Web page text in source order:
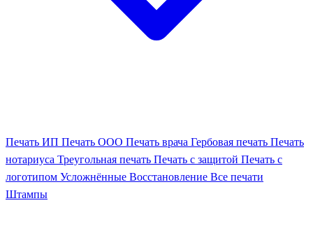
Печать ИП Печать ООО Печать врача Гербовая печать Печать
нотариуса Треугольная печать Печать с защитой Печать с
логотипом Усложнённые Восстановление Все печати
Штампы